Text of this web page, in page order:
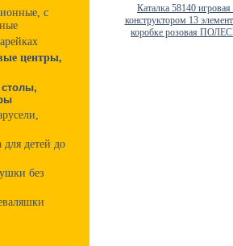
с
центры,
детей до
без
Каталка 58140 игровая
конструктором 13
коробке розовая